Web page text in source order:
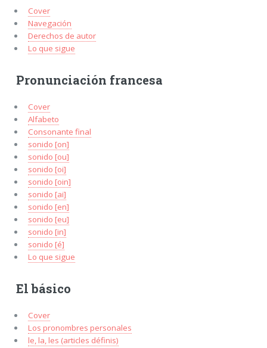
Cover
Navegación
Derechos de autor
Lo que sigue
Pronunciación francesa
Cover
Alfabeto
Consonante final
sonido [on]
sonido [ou]
sonido [oi]
sonido [oin]
sonido [ai]
sonido [en]
sonido [eu]
sonido [in]
sonido [é]
Lo que sigue
El básico
Cover
Los pronombres personales
le, la, les (articles définis)